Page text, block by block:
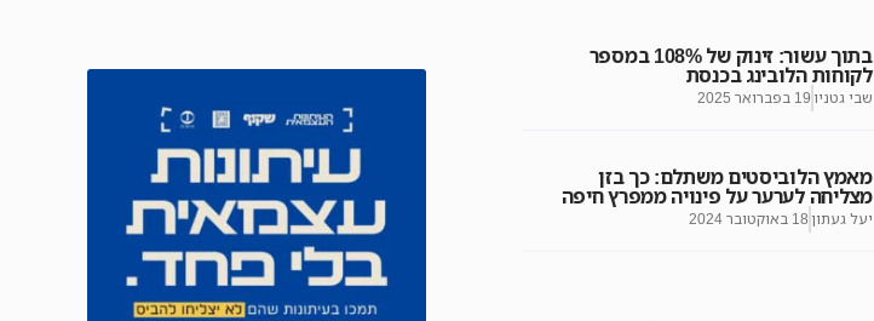
בתוך עשור: זינוק של 108% במספר
לקוחות הלובינג בכנסת
שבי גטניו 19 בפברואר 2025
מאמץ הלוביסטים משתלם: כך בזן
מצליחה לערער על פינויה ממפרץ חיפה
יעל געתון 18 באוקטובר 2024